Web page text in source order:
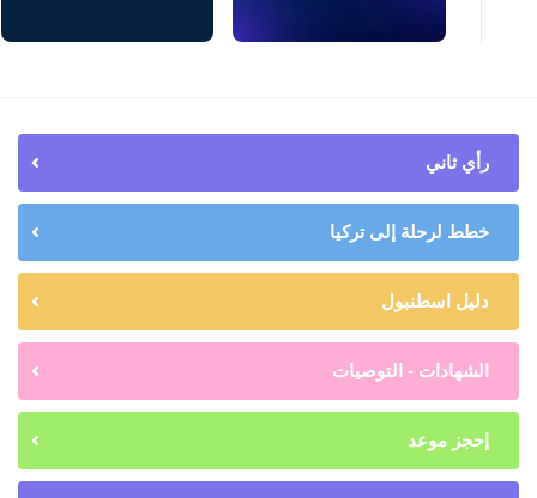
رأي ثاني
خطط لرحلة إلى تركيا
دليل اسطنبول
الشهادات - التوصيات
إحجز موعد